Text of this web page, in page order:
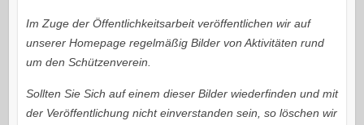
Im Zuge der Öffentlichkeitsarbeit veröffentlichen wir auf
unserer Homepage regelmäßig Bilder von Aktivitäten rund
um den Schützenverein.
Sollten Sie Sich auf einem dieser Bilder wiederfinden und mit
der Veröffentlichung nicht einverstanden sein, so löschen wir